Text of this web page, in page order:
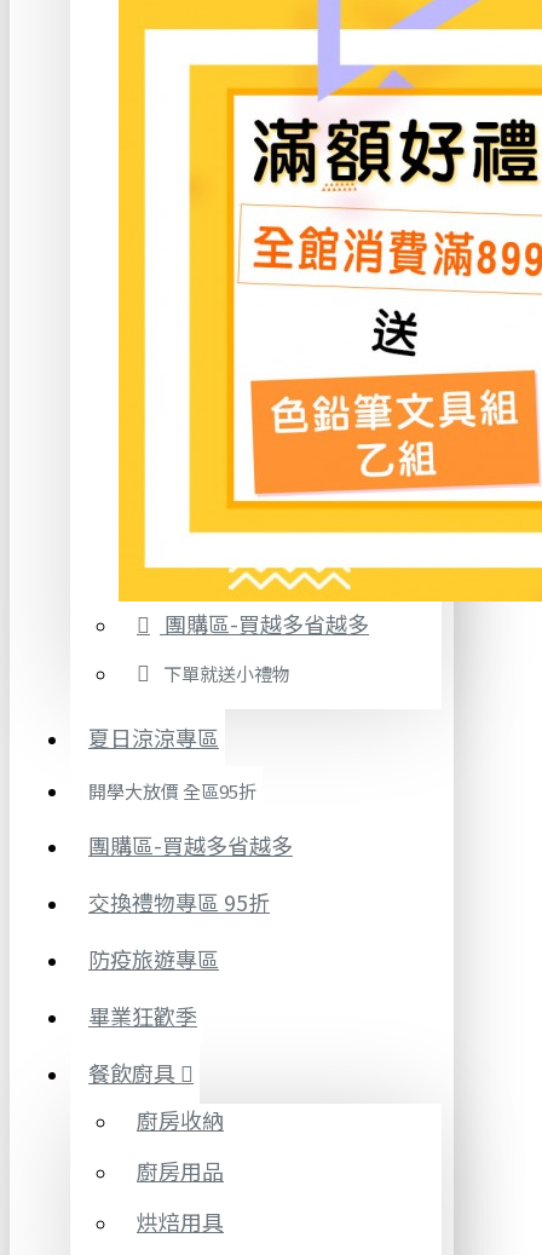
團購區-買越多省越多
下單就送小禮物
夏日涼涼專區
開學大放價 全區95折
團購區-買越多省越多
交換禮物專區 95折
防疫旅遊專區
畢業狂歡季
餐飲廚具
廚房收納
廚房用品
烘焙用具